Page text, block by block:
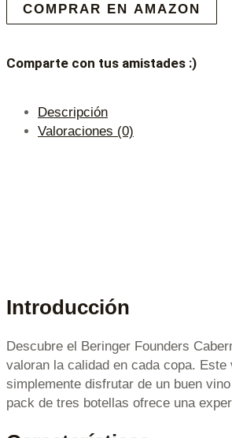
COMPRAR EN AMAZON
Comparte con tus amistades :)
Descripción
Valoraciones (0)
Introducción
Descubre el Beringer Founders
valoran la calidad en cada copa.
simplemente disfrutar de un buen
pack de tres botellas ofrece una